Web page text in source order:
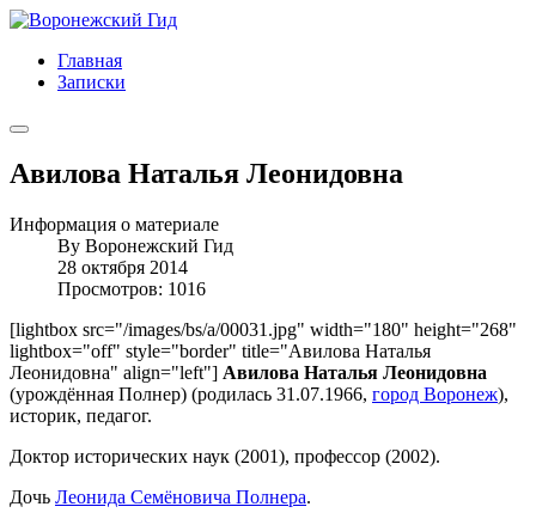
Главная
Записки
Авилова Наталья Леонидовна
Информация о материале
By Воронежский Гид
28 октября 2014
Просмотров: 1016
[lightbox src="/images/bs/a/00031.jpg" width="180" height="268"
lightbox="off" style="border" title="Авилова Наталья
Леонидовна" align="left"] Авилова Наталья Леонидовна
(урождённая Полнер) (родилась 31.07.1966, город Воронеж),
историк, педагог.
Доктор исторических наук (2001), профессор (2002).
Дочь Леонида Семёновича Полнера.